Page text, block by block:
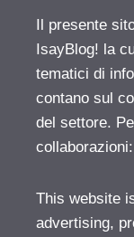
Il presente
IsayBlog! la
tematici di
contano sul
del settore.
collaborazioni:
This website
advertising,